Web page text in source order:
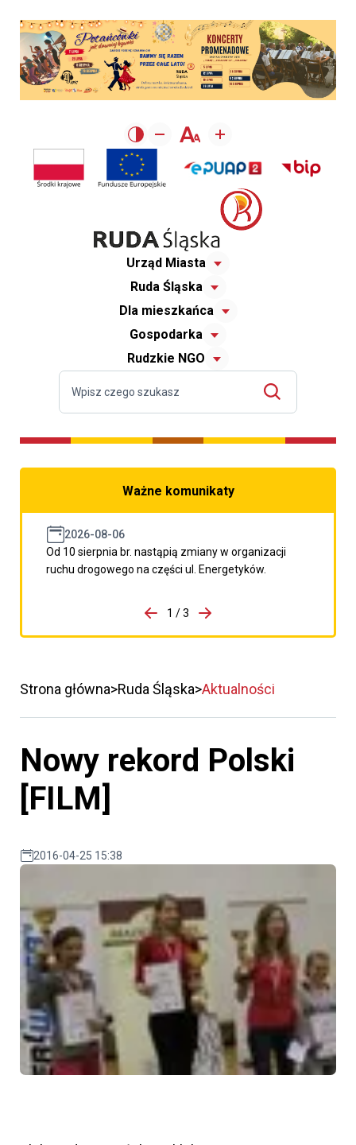
Urząd Miasta
Ruda Śląska
Dla mieszkańca
Gospodarka
Rudzkie NGO
Ważne komunikaty
2026-08-06
Od 10 sierpnia br. nastąpią zmiany w organizacji
ruchu drogowego na części ul. Energetyków.
porzpedniego komunikatu
1 / 3
Przejdź do następnego
Strona główna Ruda Śląska Aktualności
Nowy rekord Polski
[FILM]
2016-04-25 15:38